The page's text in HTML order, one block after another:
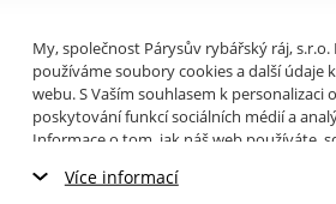
My, společnost Párysův rybářský ráj, s.r.o.
používáme soubory cookies a další údaje
webu. S Vaším souhlasem k personalizaci
poskytování funkcí sociálních médií a
Informace o tom, jak náš web používáte,
můžete přečíst, jak tyto informace Google
Více informací